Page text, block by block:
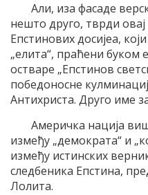
Али, иза фасаде
нешто друго, тврди
Епстинових досијеа,
„елита“, праћени буком
остваре „Епстинов
победоносне
Антихриста. Друго име
Америчка нација
између „демократа“ и
између истинских
следбеника Епстина,
Лолита.